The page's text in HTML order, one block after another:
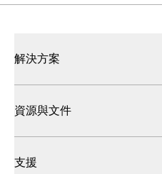
解決方案
資源與文件
支援